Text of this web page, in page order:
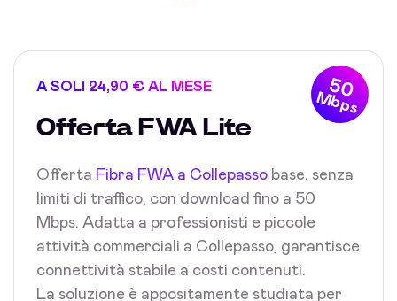
50
Mbps
A SOLI 24,90 € AL MESE
Offerta FWA Lite
Offerta Fibra FWA a Collepasso base, senza
limiti di traffico, con download fino a 50
Mbps. Adatta a professionisti e piccole
attività commerciali a Collepasso, garantisce
connettività stabile a costi contenuti.
La soluzione è appositamente studiata per